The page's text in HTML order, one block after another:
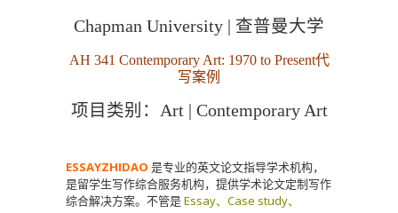
Chapman University | 查普曼大学
AH 341 Contemporary Art: 1970 to Present代
写案例
项目类别：Art | Contemporary Art
ESSAYZHIDAO 是专业的英文论文指导学术机构，
是留学生写作综合服务机构，提供学术论文定制写作
综合解决方案。不管是Essay、Case study、